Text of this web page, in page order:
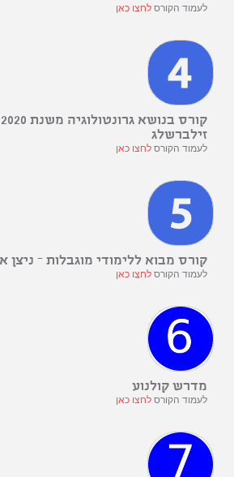
לעמוד הקורסלחצו כאן
קורס בנושא
זילברשלג
לעמוד הקורסלחצו כאן
קורס מבוא ללימודי מוגבלות – ניצן
לעמוד הקורסלחצו כאן
מדרש קולנוע
לעמוד הקורסלחצו כאן